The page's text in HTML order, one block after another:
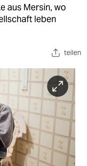
aus Mersin, wo
leben
teilen